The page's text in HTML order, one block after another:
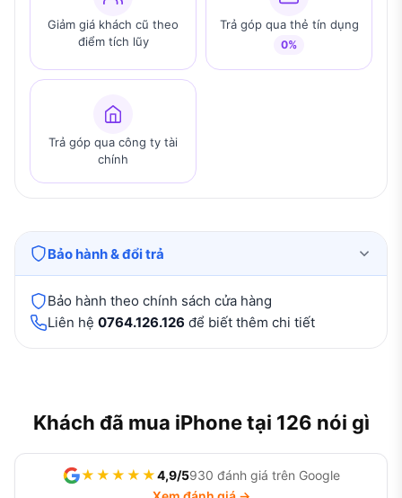
Giảm giá khách cũ theo
điểm tích lũy
Trả góp qua thẻ tín dụng
0%
Trả góp qua công ty tài
chính
Bảo hành & đổi trả
Bảo hành theo chính sách cửa hàng
Liên hệ 0764.126.126 để biết thêm chi tiết
Khách đã mua iPhone tại 126 nói gì
★★★★★4,9/5930 đánh giá trên Google